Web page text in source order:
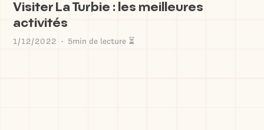
Visiter La Turbie : les meilleures
activités
1/12/2022 • 5min de lecture ⏳